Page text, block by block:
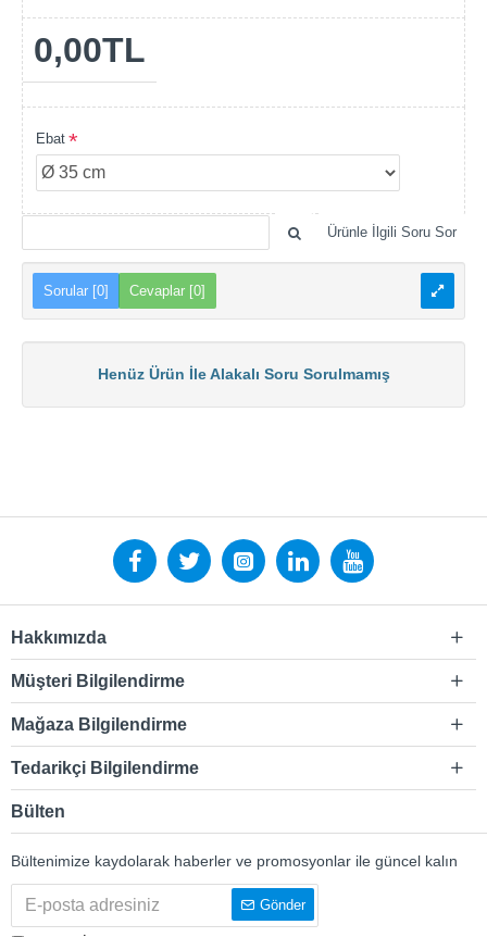
0,00TL
Ebat
Ürünle İlgili Soru Sor
Sorular [0] Cevaplar [0]
Henüz Ürün İle Alakalı Soru Sorulmamış
Hakkımızda
Müşteri Bilgilendirme
Mağaza Bilgilendirme
Tedarikçi Bilgilendirme
Bülten
Bültenimize kaydolarak haberler ve promosyonlar ile güncel kalın
Gönder